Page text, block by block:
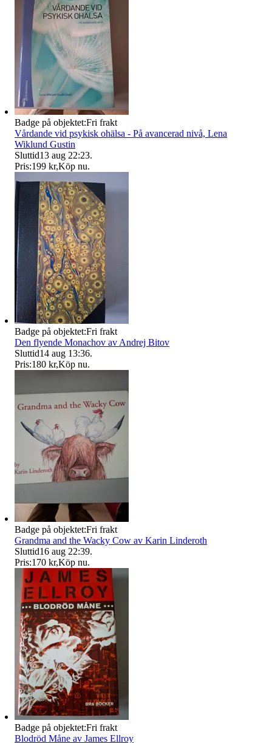
Badge på objektet:Fri frakt
Vårdande vid psykisk ohälsa - På avancerad nivå, Lena
Wiklund Gustin
Sluttid13 aug 22:23.
Pris:199 kr,Köp nu.
Badge på objektet:Fri frakt
Den flyende Monachov av Andrej Bitov
Sluttid14 aug 13:36.
Pris:180 kr,Köp nu.
Badge på objektet:Fri frakt
Grandma and the Wacky Cow av Karin Linderoth
Sluttid16 aug 22:39.
Pris:170 kr,Köp nu.
Badge på objektet:Fri frakt
Blodröd Måne av James Ellroy